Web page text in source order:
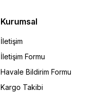
Kurumsal
İletişim
İletişim Formu
Havale Bildirim Formu
Kargo Takibi